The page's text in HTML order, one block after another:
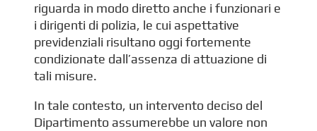
riguarda in modo diretto anche i funzionari e
i dirigenti di polizia, le cui aspettative
previdenziali risultano oggi fortemente
condizionate dall’assenza di attuazione di
tali misure.
In tale contesto, un intervento deciso del
Dipartimento assumerebbe un valore non